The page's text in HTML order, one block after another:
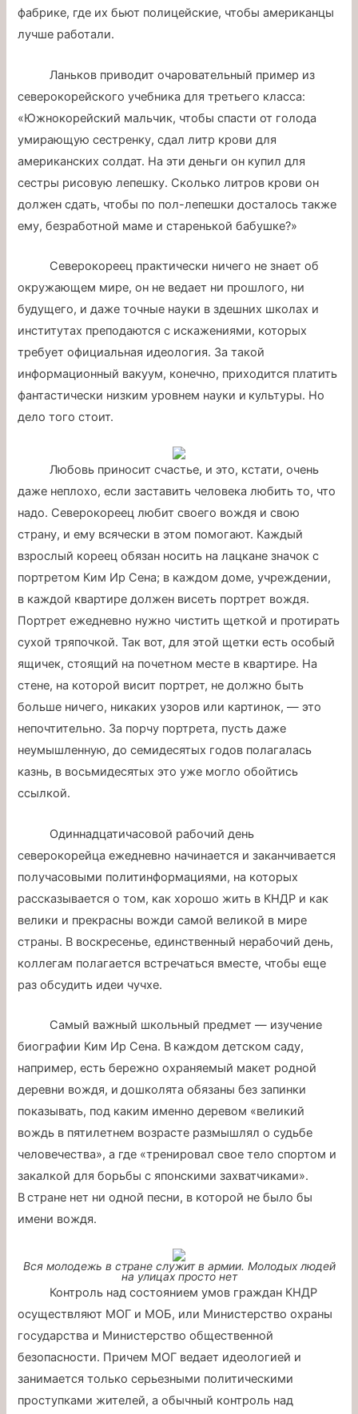
фабрике, где их бьют полицейские, чтобы американцы
лучше работали.
Ланьков приводит очаровательный пример из
северокорейского учебника для третьего класса:
«Южнокорейский мальчик, чтобы спасти от голода
умирающую сестренку, сдал литр крови для
американских солдат. На эти деньги он купил для
сестры рисовую лепешку. Сколько литров крови он
должен сдать, чтобы по пол-лепешки досталось также
ему, безработной маме и старенькой бабушке?»
Северокореец практически ничего не знает об
окружающем мире, он не ведает ни прошлого, ни
будущего, и даже точные науки в здешних школах и
институтах преподаются с искажениями, которых
требует официальная идеология. За такой
информационный вакуум, конечно, приходится платить
фантастически низким уровнем науки и культуры. Но
дело того стоит.
Любовь приносит счастье, и это, кстати, очень
даже неплохо, если заставить человека любить то, что
надо. Северокореец любит своего вождя и свою
страну, и ему всячески в этом помогают. Каждый
взрослый кореец обязан носить на лацкане значок с
портретом Ким Ир Сена; в каждом доме, учреждении,
в каждой квартире должен висеть портрет вождя.
Портрет ежедневно нужно чистить щеткой и протирать
сухой тряпочкой. Так вот, для этой щетки есть особый
ящичек, стоящий на почетном месте в квартире. На
стене, на которой висит портрет, не должно быть
больше ничего, никаких узоров или картинок, — это
непочтительно. За порчу портрета, пусть даже
неумышленную, до семидесятых годов полагалась
казнь, в восьмидесятых это уже могло обойтись
ссылкой.
Одиннадцатичасовой рабочий день
северокорейца ежедневно начинается и заканчивается
получасовыми политинформациями, на которых
рассказывается о том, как хорошо жить в КНДР и как
велики и прекрасны вожди самой великой в мире
страны. В воскресенье, единственный нерабочий день,
коллегам полагается встречаться вместе, чтобы еще
раз обсудить идеи чучхе.
Самый важный школьный предмет — изучение
биографии Ким Ир Сена. В каждом детском саду,
например, есть бережно охраняемый макет родной
деревни вождя, и дошколята обязаны без запинки
показывать, под каким именно деревом «великий
вождь в пятилетнем возрасте размышлял о судьбе
человечества», а где «тренировал свое тело спортом и
закалкой для борьбы с японскими захватчиками».
В стране нет ни одной песни, в которой не было бы
имени вождя.
Вся молодежь в стране служит в армии. Молодых людей
на улицах просто нет
Контроль над состоянием умов граждан КНДР
осуществляют МОГ и МОБ, или Министерство охраны
государства и Министерство общественной
безопасности. Причем МОГ ведает идеологией и
занимается только серьезными политическими
проступками жителей, а обычный контроль над